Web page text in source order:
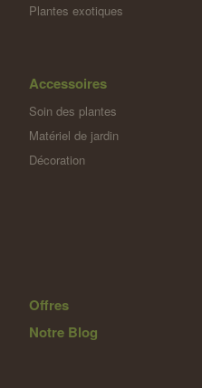
Plantes exotiques
Accessoires
Soin des plantes
Matériel de jardin
Décoration
Offres
Notre Blog